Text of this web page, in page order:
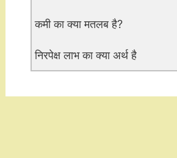
कमी का क्या मतलब है?
निरपेक्ष लाभ का क्या अर्थ है